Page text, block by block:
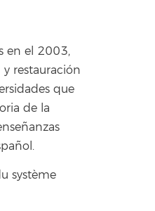
en el 2003,
restauración
que
de la
système